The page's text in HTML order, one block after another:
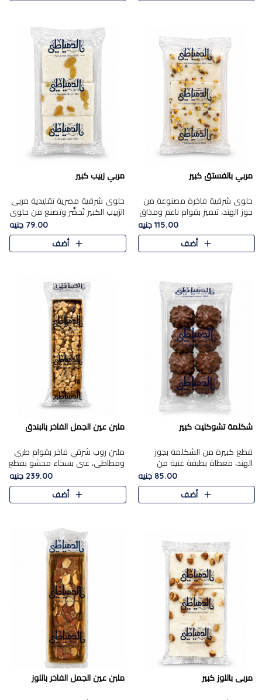
مربي بالفستق كبير
حلوى شرقية فاخرة مصنوعة من
جوز الهند، تتميز بقوام ناعم ومذاق
غني، وتزين بقطع من الفستق
الفاخر التي تضيف عليها قرمشة
115.00 جنيه
أضف
مربي زبيب كبير
حلوى شرقية مصرية تقليدية مربى
الزبيب الكبير تُحضَّر وتصنع من حلوي
جوز الهند باسد بقوام طري ومذاق
غني، وتُزين وتغطا بحبات الزبيب
الذهبي التي ..
79.00 جنيه
أضف
شكلمة تشوكليت كبير
قطع كبيرة من الشكلمة بجوز
الهند، مغطاة بطبقة غنية من
الشوكولاتة الفاخرة لتجمع بين
القوام الطري من الداخل مركز جوز
الهند المطاطي والمذاق الغن..
85.00 جنيه
أضف
ملبن عين الجمل الفاخر بالبندق
ملبن روب شرقي فاخر بقوام طري
ومطاطي، غني بسخاء محشو بقطع
عين الجمل والبندق المحمص التي
تضيف قرمشة مميزة مُرضية
ونكهة جوزية غنية في كل
239.00 جنيه
أضف
مربى باللوز كبير ملبن عين الجمل الفاخر باللوز